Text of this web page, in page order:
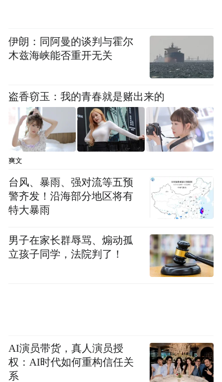
伊朗：同阿曼的谈判与霍尔
木兹海峡能否重开无关
盗香窃玉：我的青春就是赌出来的
爽文
台风、暴雨、强对流等五预
警齐发！沿海部分地区将有
特大暴雨
男子在家长群辱骂、煽动孤
立孩子同学，法院判了！
AI演员带货，真人演员授
权：AI时代如何重构信任关
系